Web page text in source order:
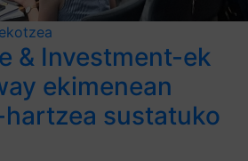
& Investment-ek
ekimenean
hartzea sustatuko